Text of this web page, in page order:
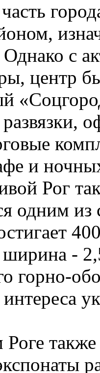
с
центр
и
Рог
одним
ширина -
горно-
интереса
Роге